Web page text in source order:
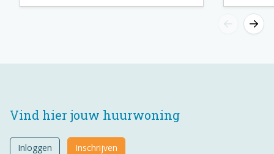
Vind hier jouw huurwoning
Inloggen Inschrijven